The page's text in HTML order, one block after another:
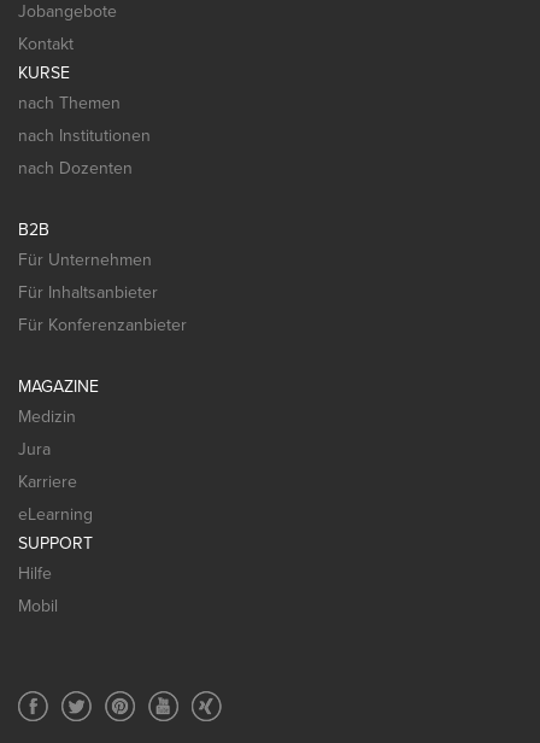
Jobangebote
Kontakt
KURSE
nach Themen
nach Institutionen
nach Dozenten
B2B
Für Unternehmen
Für Inhaltsanbieter
Für Konferenzanbieter
MAGAZINE
Medizin
Jura
Karriere
eLearning
SUPPORT
Hilfe
Mobil